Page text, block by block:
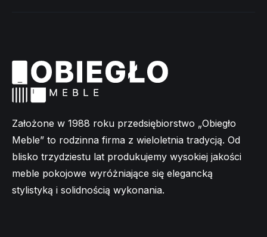
Założone w 1988 roku przedsiębiorstwo „Obiegło
Meble” to rodzinna firma z wieloletnia tradycją. Od
blisko trzydziestu lat produkujemy wysokiej jakości
meble pokojowe wyróżniające się elegancką
stylistyką i solidnością wykonania.